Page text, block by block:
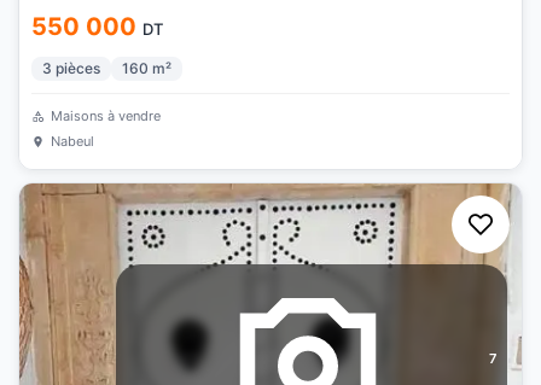
550 000 DT
3 pièces 160 m²
Maisons à vendre
Nabeul
7